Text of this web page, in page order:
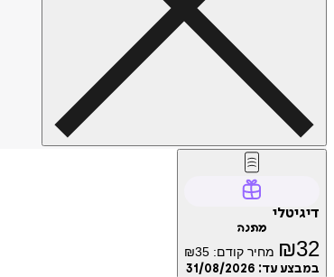
דיגיטלי
מתנה
₪32 מחיר קודם: ₪35
במבצע עד: 31/08/2026